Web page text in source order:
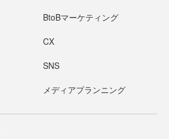
BtoBマーケティング
CX
SNS
メディアプランニング